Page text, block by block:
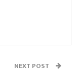
NEXT POST